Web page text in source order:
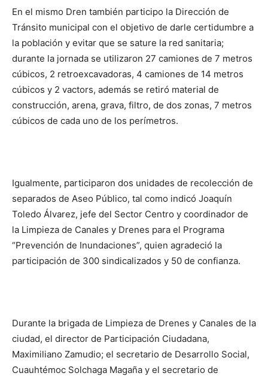
En el mismo Dren también participo la Dirección de
Tránsito municipal con el objetivo de darle certidumbre a
la población y evitar que se sature la red sanitaria;
durante la jornada se utilizaron 27 camiones de 7 metros
cúbicos, 2 retroexcavadoras, 4 camiones de 14 metros
cúbicos y 2 vactors, además se retiró material de
construcción, arena, grava, filtro, de dos zonas, 7 metros
cúbicos de cada uno de los perímetros.
Igualmente, participaron dos unidades de recolección de
separados de Aseo Público, tal como indicó Joaquín
Toledo Álvarez, jefe del Sector Centro y coordinador de
la Limpieza de Canales y Drenes para el Programa
“Prevención de Inundaciones”, quien agradeció la
participación de 300 sindicalizados y 50 de confianza.
Durante la brigada de Limpieza de Drenes y Canales de la
ciudad, el director de Participación Ciudadana,
Maximiliano Zamudio; el secretario de Desarrollo Social,
Cuauhtémoc Solchaga Magaña y el secretario de